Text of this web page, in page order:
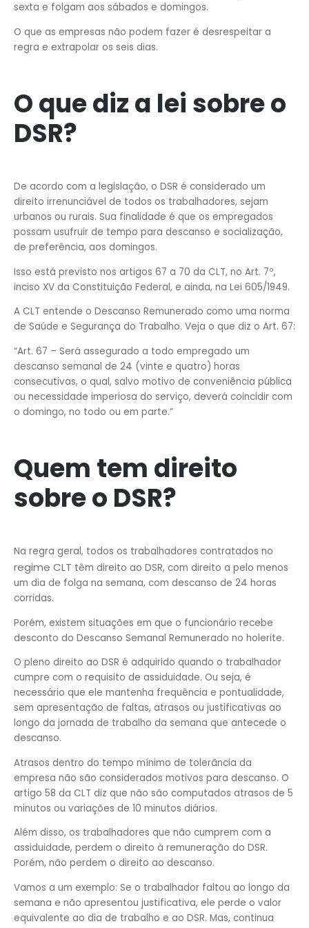
sexta e folgam aos sábados e domingos.
O que as empresas não podem fazer é desrespeitar a
regra e extrapolar os seis dias.
O que diz a lei sobre o
DSR?
De acordo com a legislação, o DSR é considerado um
direito irrenunciável de todos os trabalhadores, sejam
urbanos ou rurais. Sua finalidade é que os empregados
possam usufruir de tempo para descanso e socialização,
de preferência, aos domingos.
Isso está previsto nos artigos 67 a 70 da CLT, no Art. 7º,
inciso XV da Constituição Federal, e ainda, na Lei 605/1949.
A CLT entende o Descanso Remunerado como uma norma
de Saúde e Segurança do Trabalho. Veja o que diz o Art. 67:
“Art. 67 – Será assegurado a todo empregado um
descanso semanal de 24 (vinte e quatro) horas
consecutivas, o qual, salvo motivo de conveniência pública
ou necessidade imperiosa do serviço, deverá coincidir com
o domingo, no todo ou em parte.”
Quem tem direito
sobre o DSR?
Na regra geral, todos os trabalhadores contratados no
regime CLT têm direito ao DSR, com direito a pelo menos
um dia de folga na semana, com descanso de 24 horas
corridas.
Porém, existem situações em que o funcionário recebe
desconto do Descanso Semanal Remunerado no holerite.
O pleno direito ao DSR é adquirido quando o trabalhador
cumpre com o requisito de assiduidade. Ou seja, é
necessário que ele mantenha frequência e pontualidade,
sem apresentação de faltas, atrasos ou justificativas ao
longo da jornada de trabalho da semana que antecede o
descanso.
Atrasos dentro do tempo mínimo de tolerância da
empresa não são considerados motivos para descanso. O
artigo 58 da CLT diz que não são computados atrasos de 5
minutos ou variações de 10 minutos diários.
Além disso, os trabalhadores que não cumprem com a
assiduidade, perdem o direito à remuneração do DSR.
Porém, não perdem o direito ao descanso.
Vamos a um exemplo: Se o trabalhador faltou ao longo da
semana e não apresentou justificativa, ele perde o valor
equivalente ao dia de trabalho e ao DSR. Mas, continua